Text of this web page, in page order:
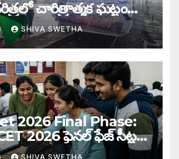
చారిత్రాత్మక ఘట్టం…
SHIVA SWETHA
2026 Final Phase:
2026 ఫైనల్ ఫేజ్ సీట్ల
SHIVA SWETHA